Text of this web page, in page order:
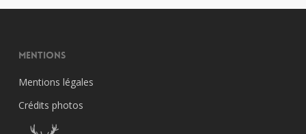
Mentions
Mentions légales
Crédits photos